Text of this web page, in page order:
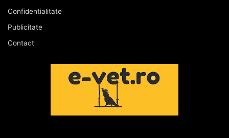
Confidentialitate
Publicitate
Contact